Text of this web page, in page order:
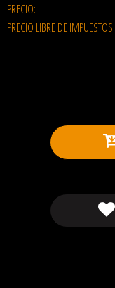
PRECIO:
PRECIO LIBRE DE IMPUESTOS: